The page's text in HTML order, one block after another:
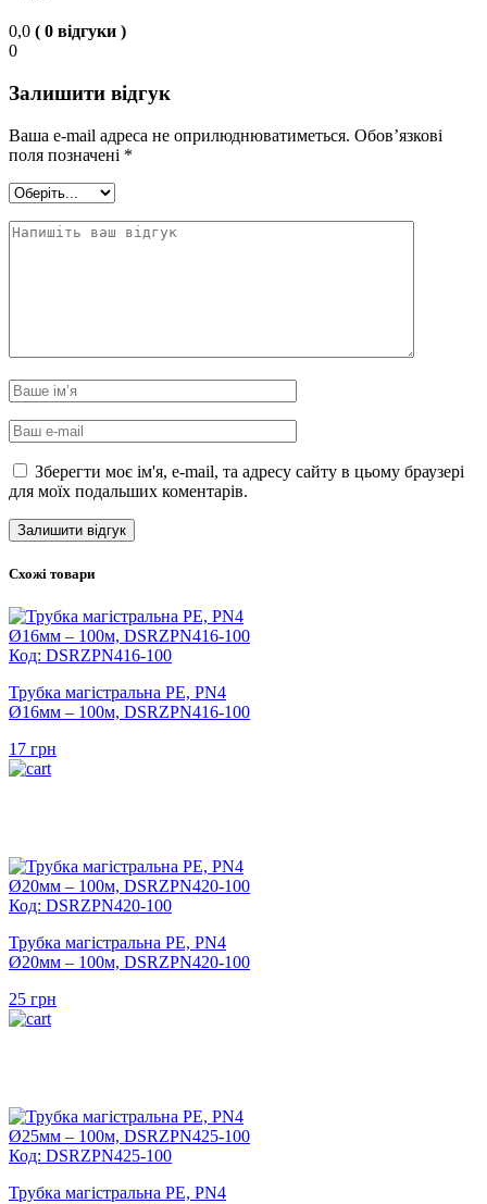
0,0 ( 0 відгуки )
0
Залишити відгук
Ваша e-mail адреса не оприлюднюватиметься. Обов’язкові
поля позначені *
Зберегти моє ім'я, e-mail, та адресу сайту в цьому браузері
для моїх подальших коментарів.
Схожі товари
Код: DSRZPN416-100
Трубка магістральна PE, PN4
Ø16мм – 100м, DSRZPN416-100
17 грн
Код: DSRZPN420-100
Трубка магістральна PE, PN4
Ø20мм – 100м, DSRZPN420-100
25 грн
Код: DSRZPN425-100
Трубка магістральна PE, PN4